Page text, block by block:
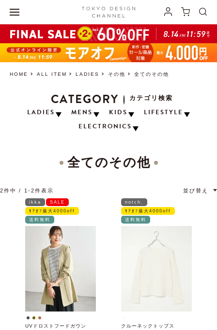
HOME ALL ITEM LADIES その他 全てのその他
CATEGORY
カテゴリ検索
LADIES
MENS KIDS
LIFESTYLE
ELECTRONICS
全てのその他
並び替え
2件中 1 -2件表示
ikka
SALE
ﾓｱｵﾌ最大4000off
送料無料
UVドロストフードガウン
notch.
ﾓｱｵﾌ最大4000off
送料無料
クルーネックトップス